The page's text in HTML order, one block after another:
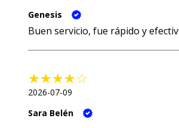
Genesis
Buen servicio, fue rápido y
2026-07-09
Sara Belén